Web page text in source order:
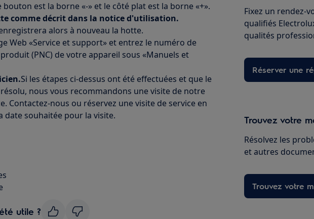
est la borne «-» et le côté plat est la borne «+».
comme décrit dans la notice d'utilisation.
alors à nouveau la hotte.
Web «Service et support» et entrez le numéro de
(PNC) de votre appareil sous «Manuels et
Si les étapes ci-dessus ont été effectuées et que le
nous vous recommandons une visite de notre
Contactez-nous ou réservez une visite de service en
date souhaitée pour la visite.
utile ?
Fixez un rendez-
qualifiés
qualités
Réserver une
Trouvez votre
Résolvez les
et autres
Trouvez votre